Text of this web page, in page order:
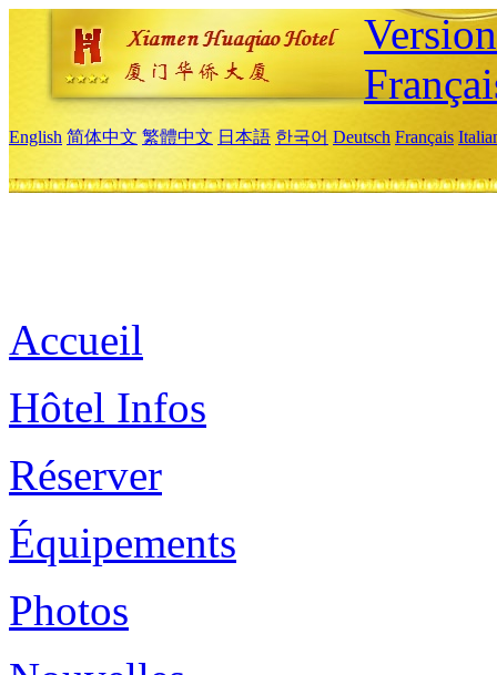
English 简体中文 繁體中文 日本語 한국어 Deutsch Français
Accueil
Hôtel Infos
Réserver
Équipements
Photos